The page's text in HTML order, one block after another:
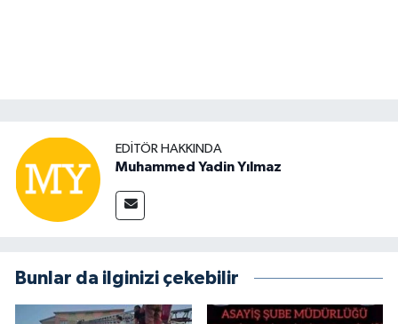
EDITÖR HAKKINDA
Muhammed Yadin Yılmaz
Bunlar da ilginizi çekebilir